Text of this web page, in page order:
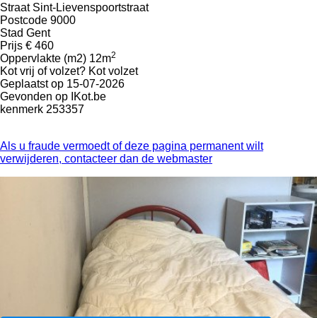
StraatSint-Lievenspoortstraat
Postcode 9000
Stad Gent
Prijs € 460
Oppervlakte (m2) 12m2
Kot vrij of volzet? Kot volzet
Geplaatst op 15-07-2026
Gevonden op IKot.be
kenmerk 253357
Als u fraude vermoedt of deze pagina permanent wilt
verwijderen, contacteer dan de webmaster